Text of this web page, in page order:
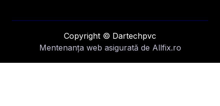
Copyright © Dartechpvc
Mentenanța web asigurată de Allfix.ro